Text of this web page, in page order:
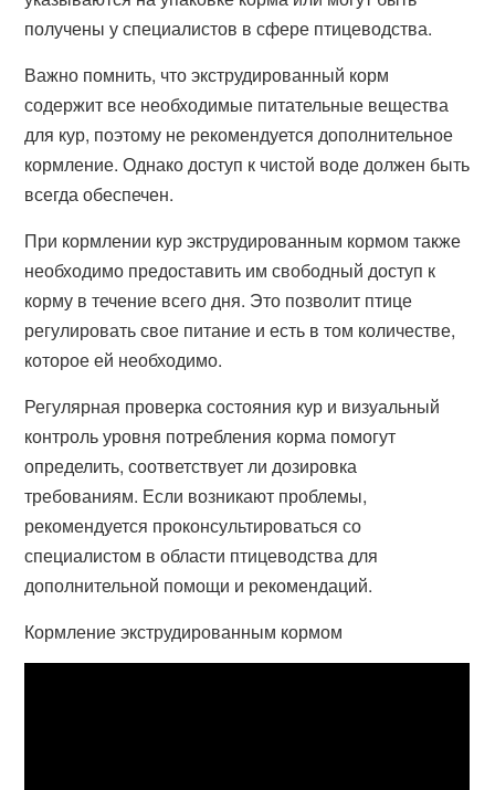
получены у специалистов в сфере птицеводства.
Важно помнить, что экструдированный корм
содержит все необходимые питательные вещества
для кур, поэтому не рекомендуется дополнительное
кормление. Однако доступ к чистой воде должен быть
всегда обеспечен.
При кормлении кур экструдированным кормом также
необходимо предоставить им свободный доступ к
корму в течение всего дня. Это позволит птице
регулировать свое питание и есть в том количестве,
которое ей необходимо.
Регулярная проверка состояния кур и визуальный
контроль уровня потребления корма помогут
определить, соответствует ли дозировка
требованиям. Если возникают проблемы,
рекомендуется проконсультироваться со
специалистом в области птицеводства для
дополнительной помощи и рекомендаций.
Кормление экструдированным кормом